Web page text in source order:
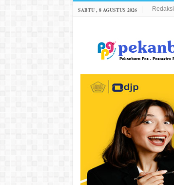
SABTU , 8 AGUSTUS 2026 Redaksi